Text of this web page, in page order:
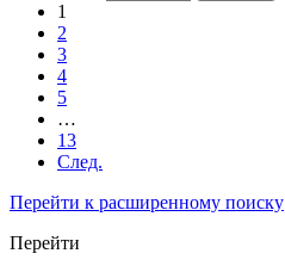
1
2
3
4
5
…
13
След.
Перейти к расширенному поиску
Перейти